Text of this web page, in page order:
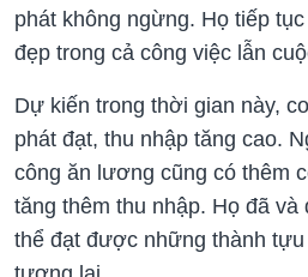
phát không ngừng. Họ tiếp
đẹp trong cả công việc lẫn
Dự kiến trong thời gian này,
phát đạt, thu nhập tăng cao.
công ăn lương cũng có thêm
tăng thêm thu nhập. Họ đã và
thể đạt được những thành